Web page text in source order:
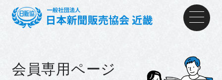
会員専用ページ